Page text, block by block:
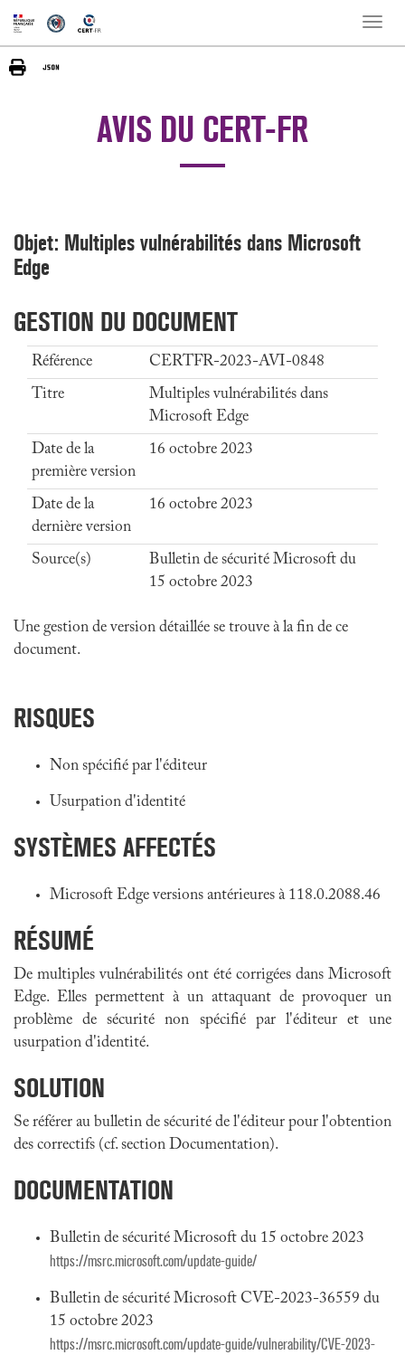
Toggle
AVIS DU CERT-FR
Objet: Multiples vulnérabilités dans Microsoft
Edge
GESTION DU DOCUMENT
Référence
CERTFR-2023-AVI-0848
Titre
Multiples vulnérabilités dans
Microsoft Edge
Date de la
première version
16 octobre 2023
Date de la
dernière version
16 octobre 2023
Source(s)
Bulletin de sécurité Microsoft du
15 octobre 2023
Une gestion de version détaillée se trouve à la fin de ce
document.
RISQUES
Non spécifié par l'éditeur
Usurpation d'identité
SYSTÈMES AFFECTÉS
Microsoft Edge versions antérieures à 118.0.2088.46
RÉSUMÉ
De multiples vulnérabilités ont été corrigées dans Microsoft
Edge. Elles permettent à un attaquant de provoquer un
problème de sécurité non spécifié par l'éditeur et une
usurpation d'identité.
SOLUTION
Se référer au bulletin de sécurité de l'éditeur pour l'obtention
des correctifs (cf. section Documentation).
DOCUMENTATION
Bulletin de sécurité Microsoft du 15 octobre 2023
https://msrc.microsoft.com/update-guide/
Bulletin de sécurité Microsoft CVE-2023-36559 du
15 octobre 2023
https://msrc.microsoft.com/update-guide/vulnerability/CVE-2023-